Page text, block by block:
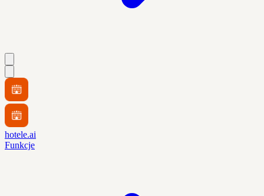
hotele.ai
Funkcje